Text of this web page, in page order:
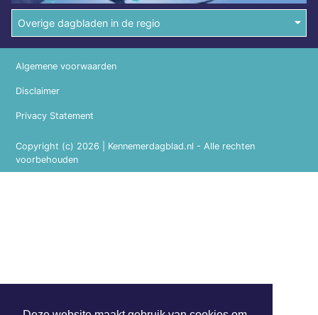
Overige dagbladen in de regio
Copyright (c) 2026 | Kennemerdagblad.nl - Alle rechten
voorbehouden
Algemene voorwaarden
Disclaimer
Privacy Statement